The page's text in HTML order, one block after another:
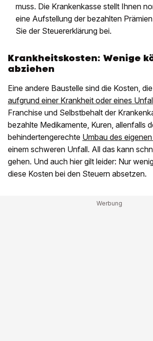
muss. Die Krankenkasse stellt Ihnen
eine Aufstellung der bezahlten
Sie der Steuererklärung bei.
Krankheitskosten: Wenige
abziehen
Eine andere Baustelle sind die Kosten,
aufgrund einer Krankheit oder eines
Franchise und Selbstbehalt der
bezahlte Medikamente, Kuren, allenfalls
behindertengerechte Umbau des
einem schweren Unfall. All das kann
gehen. Und auch hier gilt leider: Nur
diese Kosten bei den Steuern absetzen.